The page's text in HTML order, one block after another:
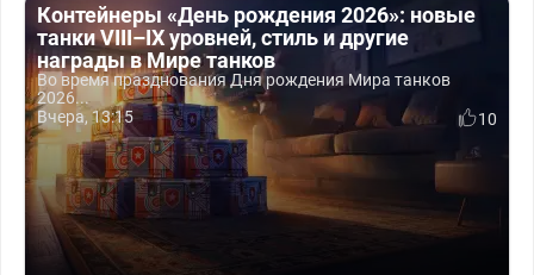
Контейнеры «День рождения 2026»: новые
танки VIII–IX уровней, стиль и другие
награды в Мире танков
Во время празднования Дня рождения Мира танков
2026...
Вчера, 13:15
10